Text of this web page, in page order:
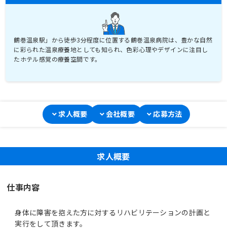
鶴巻温泉駅」から徒歩3分程度に位置する鶴巻温泉病院は、豊かな自然
に彩られた温泉療養地としても知られ、色彩心理やデザインに注目し
たホテル感覚の療養空間です。
求人概要 会社概要 応募方法
求人概要
仕事内容
身体に障害を抱えた方に対するリハビリテーションの計画と
実行をして頂きます。